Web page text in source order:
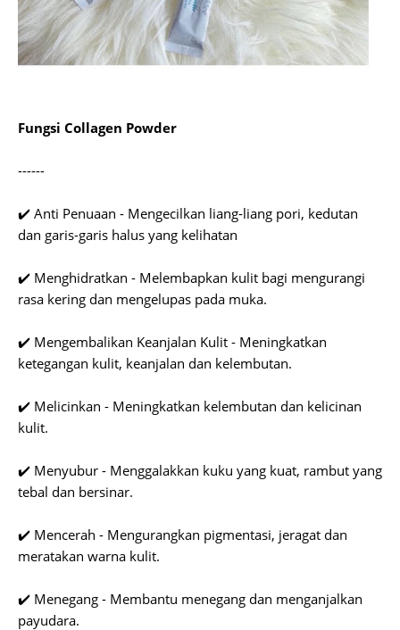
Fungsi Collagen Powder
------
✔️ Anti Penuaan - Mengecilkan liang-liang pori, kedutan
dan garis-garis halus yang kelihatan
✔️ Menghidratkan - Melembapkan kulit bagi mengurangi
rasa kering dan mengelupas pada muka.
✔️ Mengembalikan Keanjalan Kulit - Meningkatkan
ketegangan kulit, keanjalan dan kelembutan.
✔️ Melicinkan - Meningkatkan kelembutan dan kelicinan
kulit.
✔️ Menyubur - Menggalakkan kuku yang kuat, rambut yang
tebal dan bersinar.
✔️ Mencerah - Mengurangkan pigmentasi, jeragat dan
meratakan warna kulit.
✔️ Menegang - Membantu menegang dan menganjalkan
payudara.